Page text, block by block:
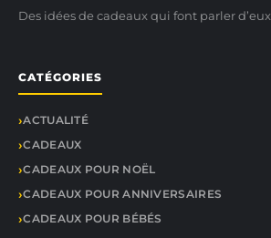
Des idées de cadeaux qui font parler d’eux
CATÉGORIES
ACTUALITÉ
CADEAUX
CADEAUX POUR NOËL
CADEAUX POUR ANNIVERSAIRES
CADEAUX POUR BÉBÉS